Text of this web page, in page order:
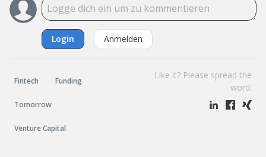
Login Anmelden
Fintech Funding
Tomorrow
Venture Capital
Like it? Please spread the
word: